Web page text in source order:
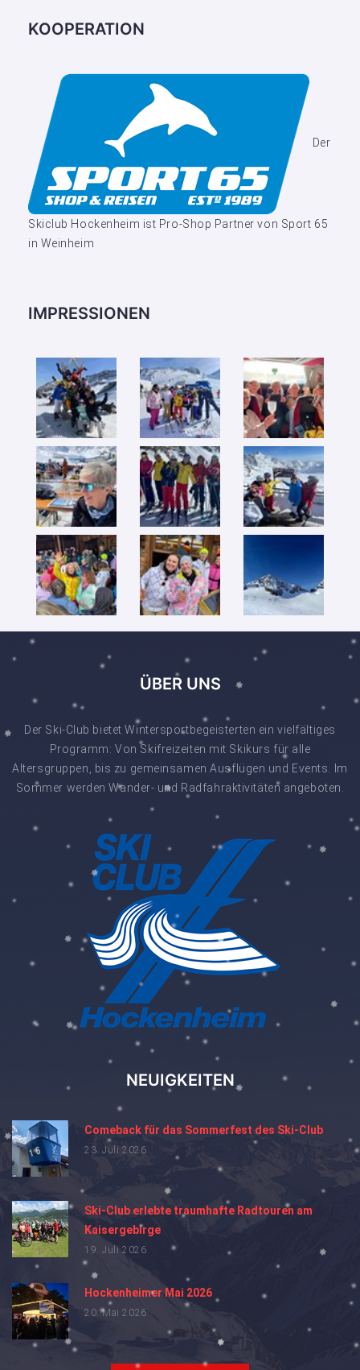
KOOPERATION
Der
Skiclub Hockenheim ist Pro-Shop Partner von Sport 65
in Weinheim
IMPRESSIONEN
ÜBER UNS
Der Ski-Club bietet Wintersportbegeisterten ein vielfältiges
Programm: Von Skifreizeiten mit Skikurs für alle
Altersgruppen, bis zu gemeinsamen Ausflügen und Events. Im
Sommer werden Wander- und Radfahraktivitäten angeboten.
NEUIGKEITEN
Comeback für das Sommerfest des Ski-Club
23. Juli 2026
Ski-Club erlebte traumhafte Radtouren am
Kaisergebirge
19. Juli 2026
Hockenheimer Mai 2026
20. Mai 2026